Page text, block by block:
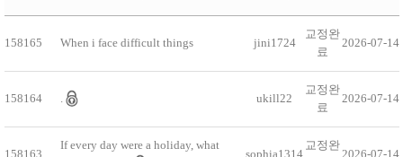
158165 When i face difficult things jini1724
교정완
료
2026-07-14
158164 . ukill22
교정완
료
2026-07-14
158163
If every day were a holiday, what
sophia1314
교정완
2026-07-14